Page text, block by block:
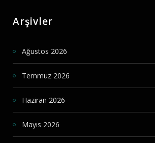
Arşivler
Ağustos 2026
Temmuz 2026
Haziran 2026
Mayıs 2026